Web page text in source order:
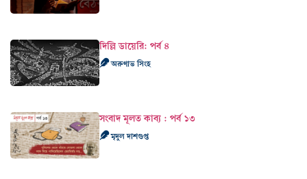
দিল্লি ডায়েরি: পর্ব ৪
অরুণাভ সিংহ
সংবাদ মূলত কাব্য : পর্ব ১৩
মৃদুল দাশগুপ্ত